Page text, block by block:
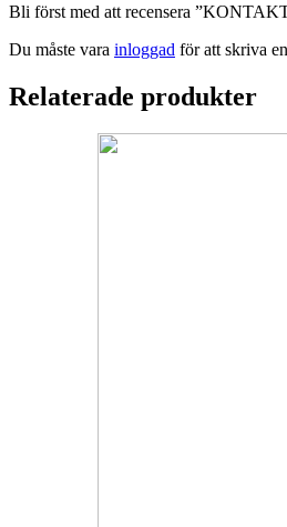
Bli först med att recensera
Du måste vara inloggad för att skriva
Relaterade produkter